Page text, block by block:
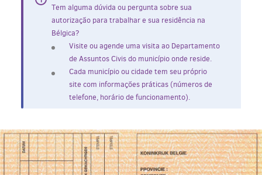
Tem alguma dúvida ou pergunta sobre sua
autorização para trabalhar e sua residência na
Bélgica?
Visite ou agende uma visita ao Departamento
de Assuntos Civis do município onde reside.
Cada município ou cidade tem seu próprio
site com informações práticas (números de
telefone, horário de funcionamento).